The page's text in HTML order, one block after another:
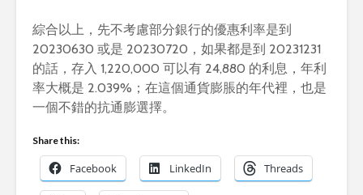
綜合以上，先不考慮部分銀行的優惠利率是到
20230630 或是 20230720，如果都是到 20231231
的話，存入 1,220,000 可以有 24,880 的利息，年利
率大概是 2.039%；在這個通貨膨脹的年代裡，也是
一個不錯的抗通膨選擇。
Share this:
Facebook LinkedIn Threads